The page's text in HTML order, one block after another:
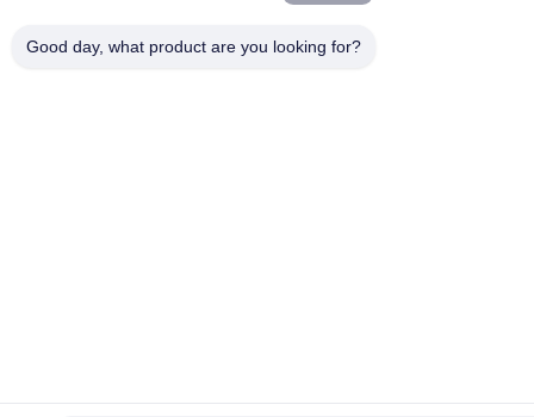
Good day, what product are you looking for?